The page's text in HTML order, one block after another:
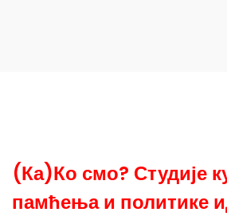
(Ка)Ко смо? Студије
памћења и политике